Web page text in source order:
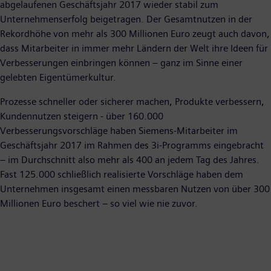
abgelaufenen Geschäftsjahr 2017 wieder stabil zum
Unternehmenserfolg beigetragen. Der Gesamtnutzen in der
Rekordhöhe von mehr als 300 Millionen Euro zeugt auch davon,
dass Mitarbeiter in immer mehr Ländern der Welt ihre Ideen für
Verbesserungen einbringen können – ganz im Sinne einer
gelebten Eigentümerkultur.
Prozesse schneller oder sicherer machen, Produkte verbessern,
Kundennutzen steigern - über 160.000
Verbesserungsvorschläge haben Siemens-Mitarbeiter im
Geschäftsjahr 2017 im Rahmen des 3i-Programms eingebracht
– im Durchschnitt also mehr als 400 an jedem Tag des Jahres.
Fast 125.000 schließlich realisierte Vorschläge haben dem
Unternehmen insgesamt einen messbaren Nutzen von über 300
Millionen Euro beschert – so viel wie nie zuvor.